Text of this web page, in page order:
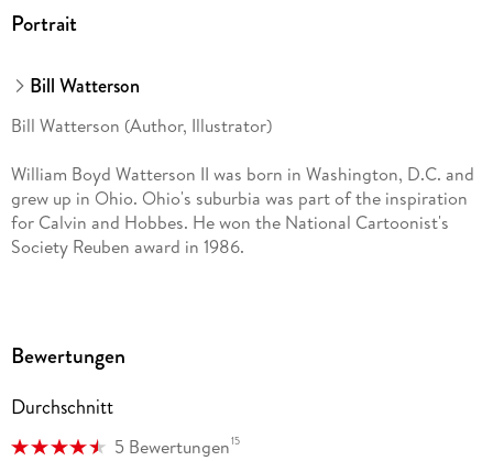
Portrait
Bill Watterson
Bill Watterson (Author, Illustrator)
William Boyd Watterson II was born in Washington, D.C. and
grew up in Ohio. Ohio's suburbia was part of the inspiration
for Calvin and Hobbes. He won the National Cartoonist's
Society Reuben award in 1986.
Bewertungen
Durchschnitt
5 Bewertungen15